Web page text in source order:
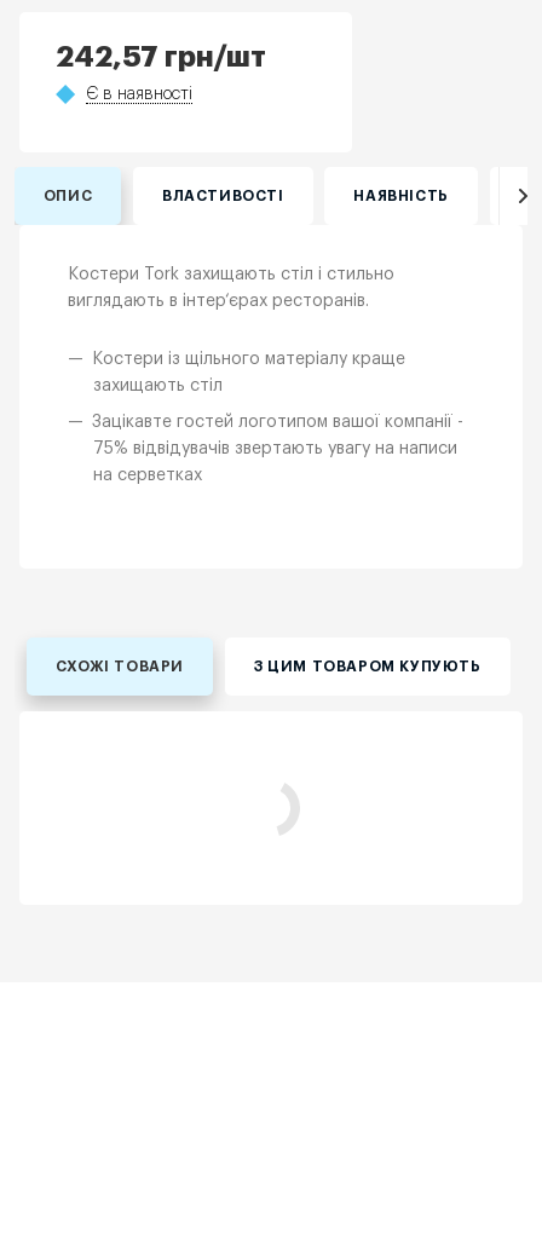
242,57 грн/шт
Є в наявності
ОПИС ВЛАСТИВОСТІ НАЯВНІСТЬ
Костери Tork захищають стіл і стильно
виглядають в інтер‘єрах ресторанів.
Костери із щільного матеріалу краще
захищають стіл
Зацікавте гостей логотипом вашої компанії -
75% відвідувачів звертають увагу на написи
на серветках
СХОЖІ ТОВАРИ З ЦИМ ТОВАРОМ КУПУЮТЬ